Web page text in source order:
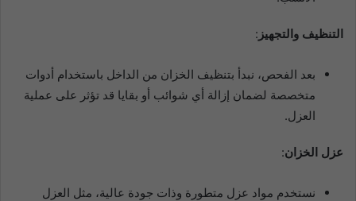
التنظيف والتجهيز :
بعد الفحص، نبدأ بتنظيف الخزان من الداخل باستخدام أدوات
متخصصة لضمان إزالة أي شوائب أو بقايا قد تؤثر على عملية
العزل.
عزل الخزان:
نستخدم مواد عزل متطورة وذات جودة عالية، مثل العزل